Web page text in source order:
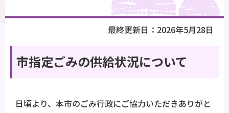
で
す
最終更新日：2026年5月28日
市指定ごみの供給状況について
日頃より、本市のごみ行政にご協力いただきありがと